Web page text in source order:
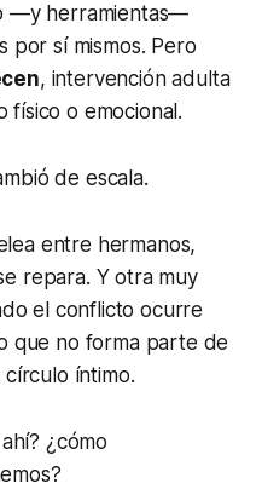
—y herramientas—
por sí mismos. Pero
, intervención adulta
físico o emocional.
de escala.
entre hermanos,
repara. Y otra muy
el conflicto ocurre
que no forma parte de
íntimo.
¿cómo